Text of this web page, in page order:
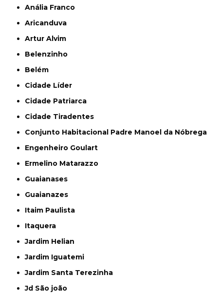
Anália Franco
Aricanduva
Artur Alvim
Belenzinho
Belém
Cidade Líder
Cidade Patriarca
Cidade Tiradentes
Conjunto Habitacional Padre Manoel da Nóbrega
Engenheiro Goulart
Ermelino Matarazzo
Guaianases
Guaianazes
Itaim Paulista
Itaquera
Jardim Helian
Jardim Iguatemi
Jardim Santa Terezinha
Jd São joão